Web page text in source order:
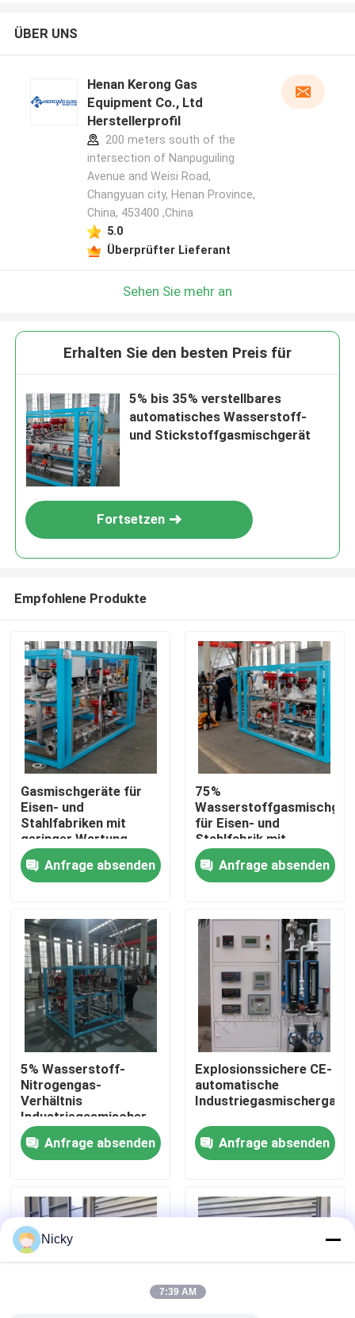
Zu Hause
Über uns
Werksbesichtigung
Kontakt mit uns
Neuigkeiten
Bitte um ein Angebot
PSA-Stickstoffgasgeneratoren
ÜBER UNS
Henan Kerong Gas
Equipment Co., Ltd
Herstellerprofil
200 meters south of the
intersection of Nanpuguiling
Avenue and Weisi Road,
Changyuan city, Henan Province,
China, 453400 ,China
5.0
Überprüfter Lieferant
Sehen Sie mehr an
Erhalten Sie den besten Preis für
5% bis 35% verstellbares
automatisches Wasserstoff-
und Stickstoffgasmischgerät
Fortsetzen
Empfohlene Produkte
Gasmischgeräte für
Eisen- und
Stahlfabriken mit
geringer Wartung
Anfrage absenden
75%
für Eisen- und
Stahlfabrik mit
Fernbildschirm
Anfrage absenden
5% Wasserstoff-
Nitrogengas-
Verhältnis
Industriegasmischer
für Eisen und Stahl
Anfrage absenden
Explosionssichere CE-
automatische
Anfrage absenden
Nicky
7:39 AM